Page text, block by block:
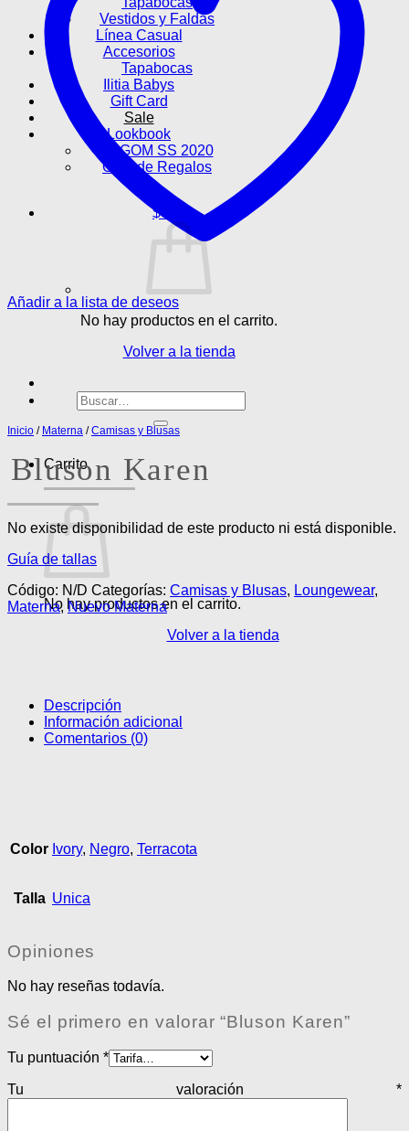
Vestidos y Faldas
Línea Casual
Accesorios
Tapabocas
Ilitia Babys
Gift Card
Sale
Lookbook
LAGOM SS 2020
Guía de Regalos
$0
No hay productos en el carrito.
Volver a la tienda
Buscar
por:
Carrito
No hay productos en el carrito.
Volver a la tienda
Añadir a la lista de deseos
Inicio / Materna / Camisas y Blusas
Bluson Karen
No existe disponibilidad de este producto ni está disponible.
Guía de tallas
Código: N/D Categorías: Camisas y Blusas, Loungewear,
Materna, Nuevo Materna
Descripción
Información adicional
Comentarios (0)
Color Ivory, Negro, Terracota
Talla Unica
Opiniones
No hay reseñas todavía.
Sé el primero en valorar “Bluson Karen”
Tu puntuación *
Tu valoración *